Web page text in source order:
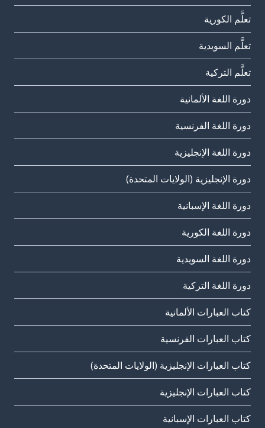
تعلَّم الكورية
تعلَّم السويدية
تعلَّم التركية
دورة اللغة الألمانية
دورة اللغة الفرنسية
دورة اللغة الإنجليزية
دورة الإنجليزية (الولايات المتحدة)
دورة اللغة الإسبانية
دورة اللغة الكورية
دورة اللغة السويدية
دورة اللغة التركية
كتاب العبارات الألمانية
كتاب العبارات الفرنسية
كتاب العبارات الإنجليزية (الولايات المتحدة)
كتاب العبارات الإنجليزية
كتاب العبارات الإسبانية